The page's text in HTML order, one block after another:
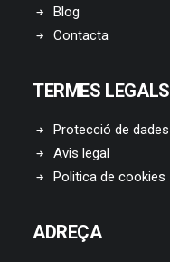
Blog
Contacta
TERMES LEGALS
Protecció de dades
Avis legal
Politica de cookies
ADREÇA